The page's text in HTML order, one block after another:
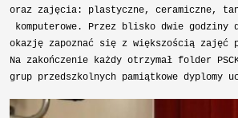
oraz zajęcia: plastyczne, ceramiczne,
komputerowe. Przez blisko dwie godziny
okazję zapoznać się z większością zajęć
Na zakończenie każdy otrzymał folder
grup przedszkolnych pamiątkowe dyplomy